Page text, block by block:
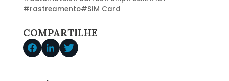
#rastreamento#SIM Card
COMPARTILHE